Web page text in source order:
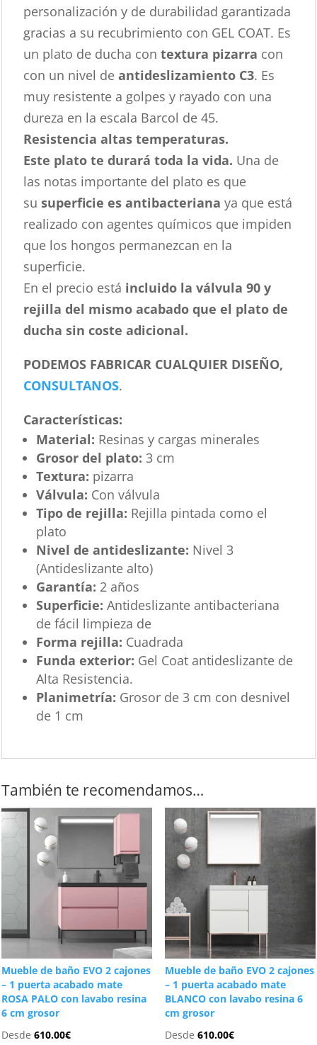
personalización y de durabilidad garantizada
gracias a su recubrimiento con GEL COAT. Es
un plato de ducha con textura pizarra con
con un nivel deantideslizamiento C3. Es
muy resistente a golpes y rayado con una
dureza en la escala Barcol de 45.
Resistencia altas temperaturas.
Este plato te durará toda la vida. Una de
las notas importante del plato es que
susuperficie es antibacterianaya que está
realizado con agentes químicos que impiden
que los hongos permanezcan en la
superficie.
En el precio está incluido la válvula 90 y
rejilla del mismo acabado que el plato de
ducha sin coste adicional.
PODEMOS FABRICAR CUALQUIER DISEÑO,
CONSULTANOS.
Características:
Material: Resinas y cargas minerales
Grosor del plato: 3 cm
Textura: pizarra
Válvula: Con válvula
Tipo de rejilla: Rejilla pintada como el
plato
Nivel de antideslizante: Nivel 3
(Antideslizante alto)
Garantía: 2 años
Superficie: Antideslizante antibacteriana
de fácil limpieza de
Forma rejilla: Cuadrada
Funda exterior: Gel Coat antideslizante de
Alta Resistencia.
Planimetría: Grosor de 3 cm con desnivel
de 1 cm
También te recomendamos…
Mueble de baño EVO 2 cajones
– 1 puerta acabado mate
ROSA PALO con lavabo resina
6 cm grosor
Desde610.00€
Mueble de baño EVO 2 cajones
– 1 puerta acabado mate
BLANCO con lavabo resina 6
cm grosor
Desde 610.00€